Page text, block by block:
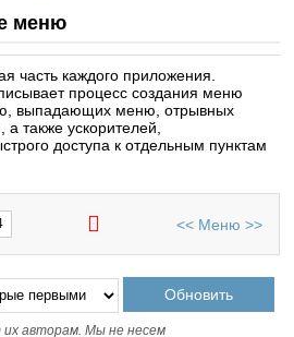
меню
часть каждого приложения.
процесс создания меню
выпадающих меню, отрывных
также ускорителей,
доступа к отдельным пунктам
<< Меню >>
авторам. Мы не несем